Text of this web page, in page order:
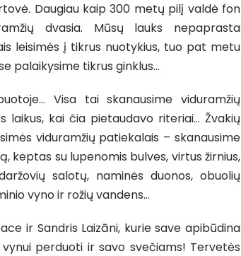
Daugiau kaip 300 metų pilį valdė fon
dvasia. Mūsų lauks nepaprasta
leisimės į tikrus nuotykius, tuo pat metu
palaikysime tikrus ginklus…
Visa tai skanausime viduramžių
laikus, kai čia pietaudavo riteriai… Žvakių
viduramžių patiekalais – skanausime
su lupenomis bulves, virtus žirnius,
salotų, naminės duonos, obuolių
vyno ir rožių vandens…
ir Sandris Laizāni, kurie save apibūdina
perduoti ir savo svečiams! Tervetės